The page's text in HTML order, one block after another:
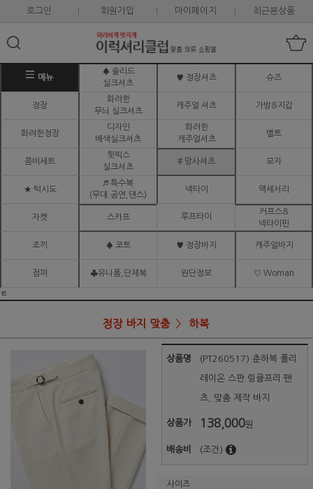
로그인 회원가입 마이페이지 최근본상품
메뉴
♠ 솔리드
실크셔츠
♥ 정장셔츠 슈즈
정장
화려한
무늬 실크셔츠
캐주얼 셔츠 가방&지갑
화려한정장
디자인
배색실크셔츠
화려한
캐주얼셔츠
벨트
콤비세트
핫픽스
실크셔츠
# 망사셔츠 모자
★ 턱시도
♬ 특수복
(무대.공연,댄스)
넥타이 액세서리
자켓 스카프 루프타이
커프스&
넥타이핀
조끼 ♠ 코트 ♥ 정장바지 캐주얼바지
점퍼 ♣유니폼,단체복 원단정보 ♡ Woman
ㅌ
정장 바지 맞춤 하복
상품명 (PT260517) 춘하복 폴리
레이온 스판 링클프리 팬
츠, 맞춤 제작 바지
상품가 138,000원
배송비 (조건)
사이즈